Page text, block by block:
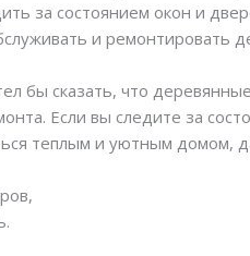
за состоянием окон и
и ремонтировать
бы сказать, что
Если вы следите за
теплым и уютным домом,